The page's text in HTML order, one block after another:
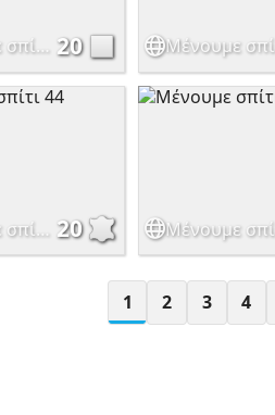
Μένουμε σπίτι 49 20
20
1 2 3 4